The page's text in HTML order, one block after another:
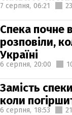
7 серпня, 06:21
Спека почне
розповіли,
Україні
6 серпня, 20:00
Замість
коли
6 серпня, 18:53